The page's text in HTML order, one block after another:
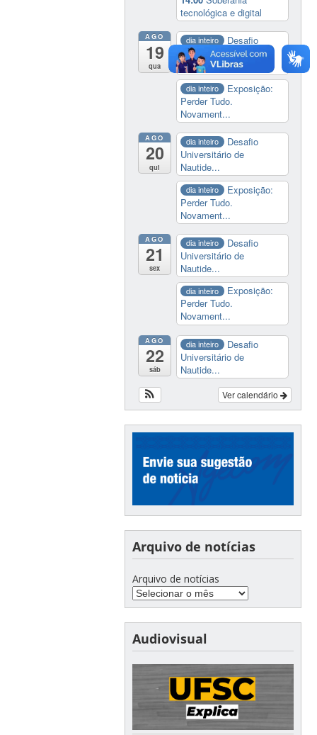
tecnológica e digital
AGO
19
qua
dia inteiro
Desafio
Universitário de
Nautide...
dia inteiro
Exposição:
Perder Tudo.
Novament...
AGO
20
qui
dia inteiro
Desafio
Universitário de
Nautide...
dia inteiro
Exposição:
Perder Tudo.
Novament...
AGO
21
sex
dia inteiro
Desafio
Universitário de
Nautide...
dia inteiro
Exposição:
Perder Tudo.
Novament...
AGO
22
sáb
dia inteiro
Desafio
Universitário de
Nautide...
Ver calendário
Arquivo de notícias
Arquivo de notícias
Audiovisual